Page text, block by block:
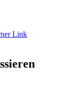
Link